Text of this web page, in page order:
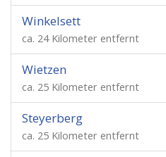
Winkelsett
ca. 24 Kilometer entfernt
Wietzen
ca. 25 Kilometer entfernt
Steyerberg
ca. 25 Kilometer entfernt